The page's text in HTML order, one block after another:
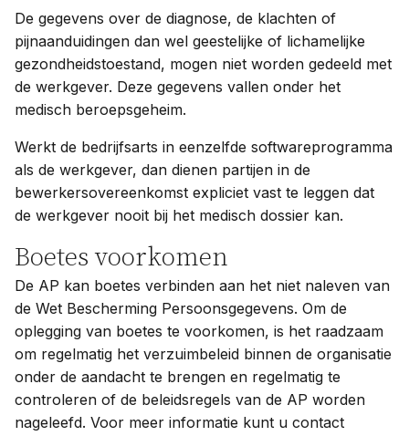
De gegevens over de diagnose, de klachten of
pijnaanduidingen dan wel geestelijke of lichamelijke
gezondheidstoestand, mogen niet worden gedeeld met
de werkgever. Deze gegevens vallen onder het
medisch beroepsgeheim.
Werkt de bedrijfsarts in eenzelfde softwareprogramma
als de werkgever, dan dienen partijen in de
bewerkersovereenkomst expliciet vast te leggen dat
de werkgever nooit bij het medisch dossier kan.
Boetes voorkomen
De AP kan boetes verbinden aan het niet naleven van
de Wet Bescherming Persoonsgegevens. Om de
oplegging van boetes te voorkomen, is het raadzaam
om regelmatig het verzuimbeleid binnen de organisatie
onder de aandacht te brengen en regelmatig te
controleren of de beleidsregels van de AP worden
nageleefd. Voor meer informatie kunt u contact